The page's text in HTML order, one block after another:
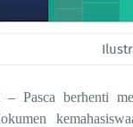
– Pasca berhenti